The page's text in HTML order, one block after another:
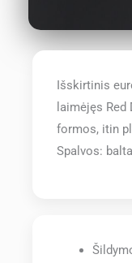
Išskirtinis
laimėjęs
formos, itin
Spalvos: